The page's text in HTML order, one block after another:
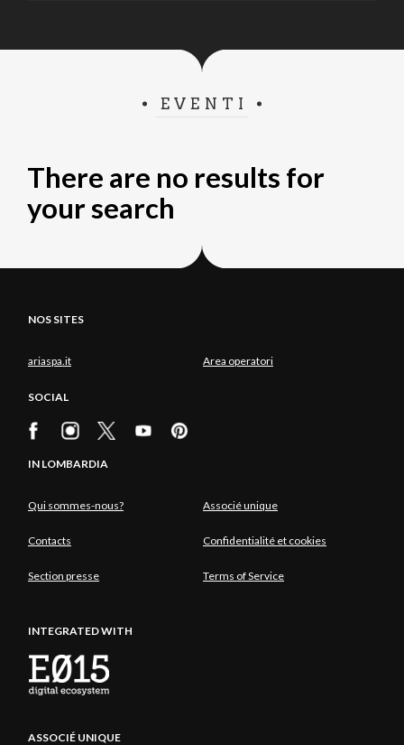
EVENTI
There are no results for
your search
NOS SITES
ariaspa.it Area operatori
SOCIAL
IN LOMBARDIA
Qui sommes-nous? Associé unique
Contacts Confidentialité et cookies
Section presse Terms of Service
INTEGRATED WITH
ASSOCIÉ UNIQUE